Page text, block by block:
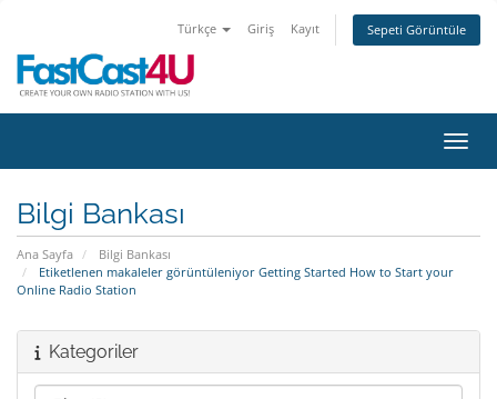
Türkçe Giriş Kayıt Sepeti Görüntüle
Bilgi Bankası
Ana Sayfa
Bilgi Bankası
Etiketlenen makaleler görüntüleniyor Getting Started How to Start your
Online Radio Station
Kategoriler